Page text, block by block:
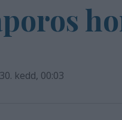
kedd, 00:03